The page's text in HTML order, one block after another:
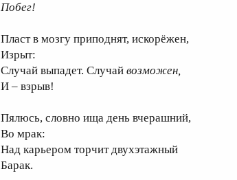
Побег!
Пласт в мозгу приподнят, искорёжен,
Изрыт:
Случай выпадет. Случай возможен,
И – взрыв!
Пялюсь, словно ища день вчерашний,
Во мрак:
Над карьером торчит двухэтажный
Барак.